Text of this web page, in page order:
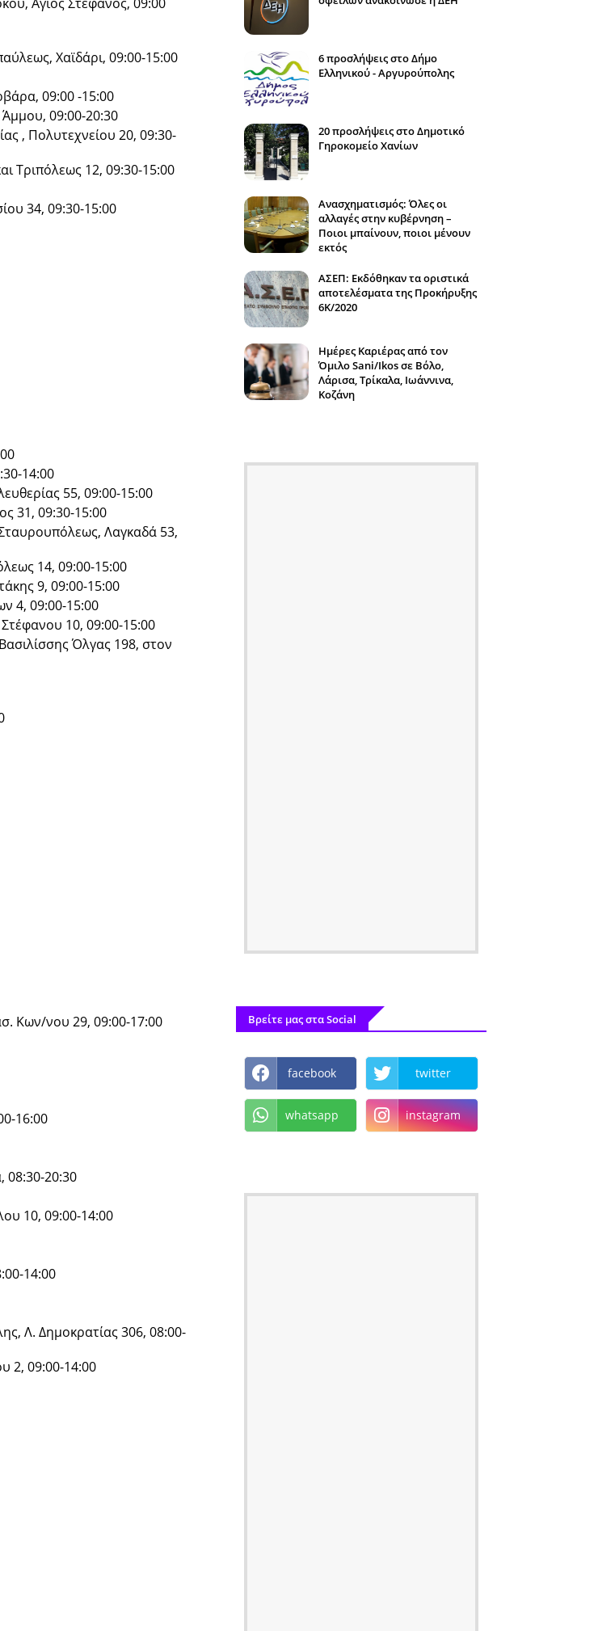
Χαϊδάρι, 09:00-15:00
09:00 -15:00
09:00-20:30
, Πολυτεχνείου 20, 09:30-
Τριπόλεως 12, 09:30-15:00
34, 09:30-15:00
14:00
55, 09:00-15:00
31, 09:30-15:00
Λαγκαδά 53,
14, 09:00-15:00
9, 09:00-15:00
4, 09:00-15:00
10, 09:00-15:00
Όλγας 198, στον
Κων/νου 29, 09:00-17:00
16:00
08:30-20:30
10, 09:00-14:00
14:00
Λ. Δημοκρατίας 306, 08:00-
2, 09:00-14:00
6 προσλήψεις στο Δήμο
Ελληνικού - Αργυρούπολης
20 προσλήψεις στο Δημοτικό
Γηροκομείο Χανίων
Ανασχηματισμός: Όλες οι
αλλαγές στην κυβέρνηση –
Ποιοι μπαίνουν, ποιοι μένουν
εκτός
ΑΣΕΠ: Εκδόθηκαν τα οριστικά
αποτελέσματα της Προκήρυξης
6Κ/2020
Ημέρες Καριέρας από τον
Όμιλο Sani/Ikos σε Βόλο,
Λάρισα, Τρίκαλα, Ιωάννινα,
Κοζάνη
Βρείτε μας στα Social
facebook twitter
whatsapp instagram